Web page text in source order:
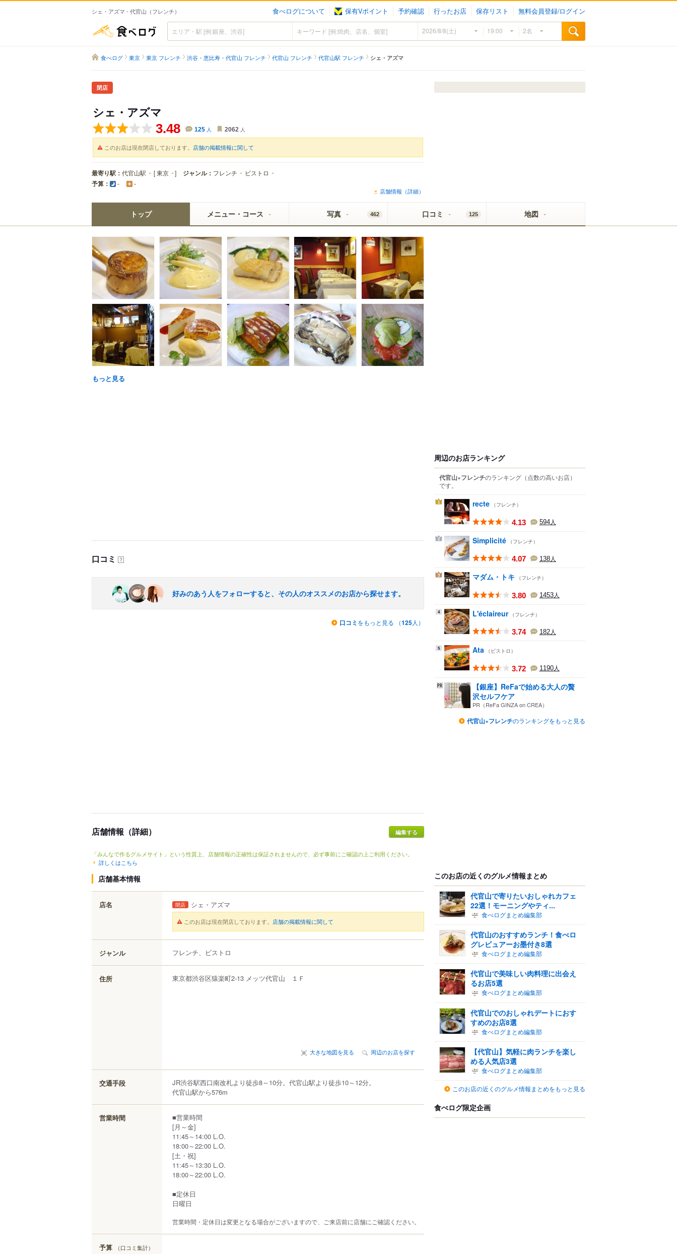
シェ・アズマ - 代官山（フレンチ） 食べログについて 保有Vポイント 予約確認 行ったお店 保存リスト 無料会員登録/ログイン
食べログ
食べログ 東京 東京 フレンチ 渋谷・恵比寿・代官山 フレンチ 代官山 フレンチ 代官山駅 フレンチ シェ・アズマ
閉店
シェ・アズマ
3.48 125 人 2062 人
このお店は現在閉店しております。 店舗の掲載情報に関して
最寄り駅： 代官山駅 [東京 ] ジャンル： フレンチ ビストロ
予算： - -
店舗情報（詳細）
トップ メニュー・コース 写真 462 口コミ 125 地図
もっと見る
口コミ ？
好みのあう人をフォローすると、その人のオススメのお店から探せます。
口コミ をもっと見る （125人）
店舗情報（詳細） 編集する
「みんなで作るグルメサイト」という性質上、店舗情報の正確性は保証されませんので、必ず事前にご確認の上ご利用ください。
詳しくはこちら
店舗基本情報
店名 閉店 シェ・アズマ
このお店は現在閉店しております。 店舗の掲載情報に関して
ジャンル フレンチ、ビストロ
住所 東京都渋谷区猿楽町2-13 メッツ代官山 １Ｆ
大きな地図を見る 周辺のお店を探す
交通手段
JR渋谷駅西口南改札より徒歩8～10分。代官山駅より徒歩10～12分。
代官山駅から576m
営業時間
■営業時間
[月～金]
11:45～14:00 L.O.
18:00～22:00 L.O.
[土・祝]
11:45～13:30 L.O.
18:00～22:00 L.O.
■定休日
日曜日
営業時間・定休日は変更となる場合がございますので、ご来店前に店舗にご確認ください。
予算 （口コミ集計）
周辺のお店ランキング
代官山×フレンチのランキング （点数の高いお店）
です。
1 recte （フレンチ）
4.13 594人
2 Simplicité （フレンチ）
4.07 138人
3 マダム・トキ （フレンチ）
3.80 1453人
4 L'éclaireur （フレンチ）
3.74 182人
5 Ata （ビストロ）
3.72 1190人
【銀座】ReFaで始める大人の贅
沢セルフケア
PR（ReFa GINZA on CREA）
代官山×フレンチのランキングをもっと見る
このお店の近くのグルメ情報まとめ
代官山で寄りたいおしゃれカフェ
22選！モーニングやティ...
食べログまとめ編集部
代官山のおすすめランチ！食べロ
グレビュアーお墨付き8選
食べログまとめ編集部
代官山で美味しい肉料理に出会え
るお店5選
食べログまとめ編集部
代官山でのおしゃれデートにおす
すめのお店8選
食べログまとめ編集部
【代官山】気軽に肉ランチを楽し
める人気店3選
食べログまとめ編集部
このお店の近くのグルメ情報まとめをもっと見る
食べログ限定企画